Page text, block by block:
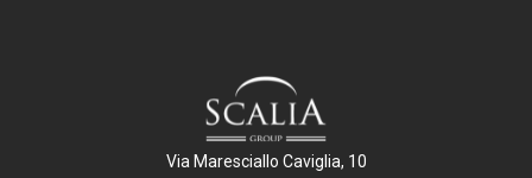
Via Maresciallo Caviglia, 10